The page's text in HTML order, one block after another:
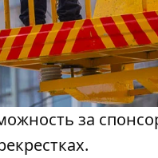
за